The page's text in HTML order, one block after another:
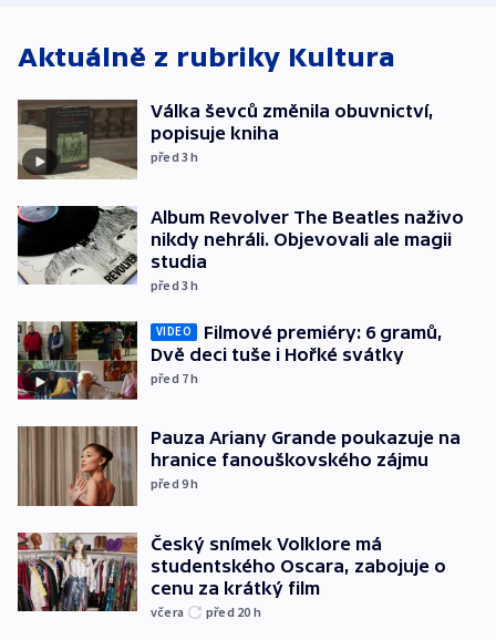
Aktuálně z rubriky Kultura
Válka ševců změnila obuvnictví,
popisuje kniha
před 3h
Album Revolver The Beatles naživo
nikdy nehráli. Objevovali ale magii
studia
před 3h
VIDEO
Filmové premiéry: 6 gramů,
Dvě deci tuše i Hořké svátky
před 7h
Pauza Ariany Grande poukazuje na
hranice fanouškovského zájmu
před 9h
Český snímek Volklore má
studentského Oscara, zabojuje o
cenu za krátký film
včera před 20 h